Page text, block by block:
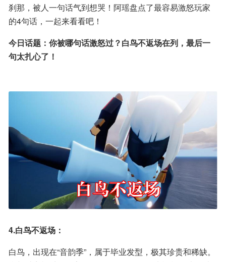
刹那，被人一句话气到想哭！阿瑶盘点了最容易激怒玩家
的4句话，一起来看看吧！
今日话题：你被哪句话激怒过？白鸟不返场在列，最后一
句太扎心了！
4.白鸟不返场：
白鸟，出现在“音韵季”，属于毕业发型，极其珍贵和稀缺。